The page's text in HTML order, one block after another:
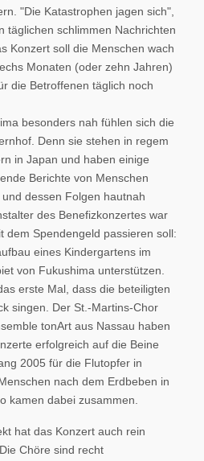
"Die Katastrophen jagen sich",
täglichen schlimmen Nachrichten
Konzert soll die Menschen wach
Monaten (oder zehn Jahren)
die Betroffenen täglich noch
besonders nah fühlen sich die
Denn sie stehen in regem
in Japan und haben einige
Berichte von Menschen
dessen Folgen hautnah
des Benefizkonzertes war
dem Spendengeld passieren soll:
eines Kindergartens im
von Fukushima unterstützen.
erste Mal, dass die beteiligten
singen. Der St.-Martins-Chor
tonArt aus Nassau haben
erfolgreich auf die Beine
2005 für die Flutopfer in
nach dem Erdbeben in
kamen dabei zusammen.
hat das Konzert auch rein
Chöre sind recht